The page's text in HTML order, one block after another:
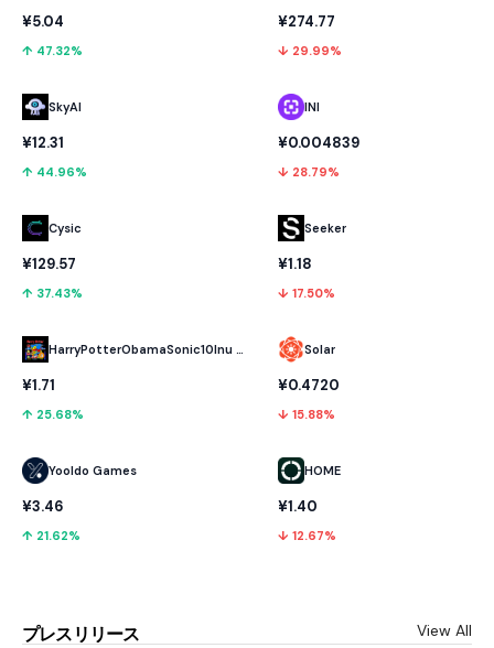
¥5.04
↑ 47.32%
SkyAI
¥12.31
↑ 44.96%
Cysic
¥129.57
↑ 37.43%
HarryPotterObamaSonic10Inu (ETH)
¥1.71
↑ 25.68%
Yooldo Games
¥3.46
↑ 21.62%
¥274.77
↓ 29.99%
INI
¥0.004839
↓ 28.79%
Seeker
¥1.18
↓ 17.50%
Solar
¥0.4720
↓ 15.88%
HOME
¥1.40
↓ 12.67%
プレスリリース View All